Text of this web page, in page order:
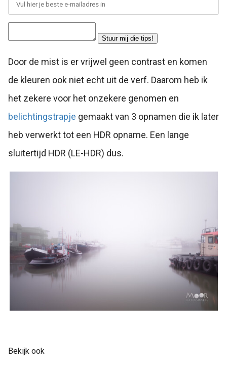
Stuur mij die tips!
Door de mist is er vrijwel geen contrast en komen
de kleuren ook niet echt uit de verf. Daarom heb ik
het zekere voor het onzekere genomen en
belichtingstrapje gemaakt van 3 opnamen die ik later
heb verwerkt tot een HDR opname. Een lange
sluitertijd HDR (LE-HDR) dus.
Bekijk ook